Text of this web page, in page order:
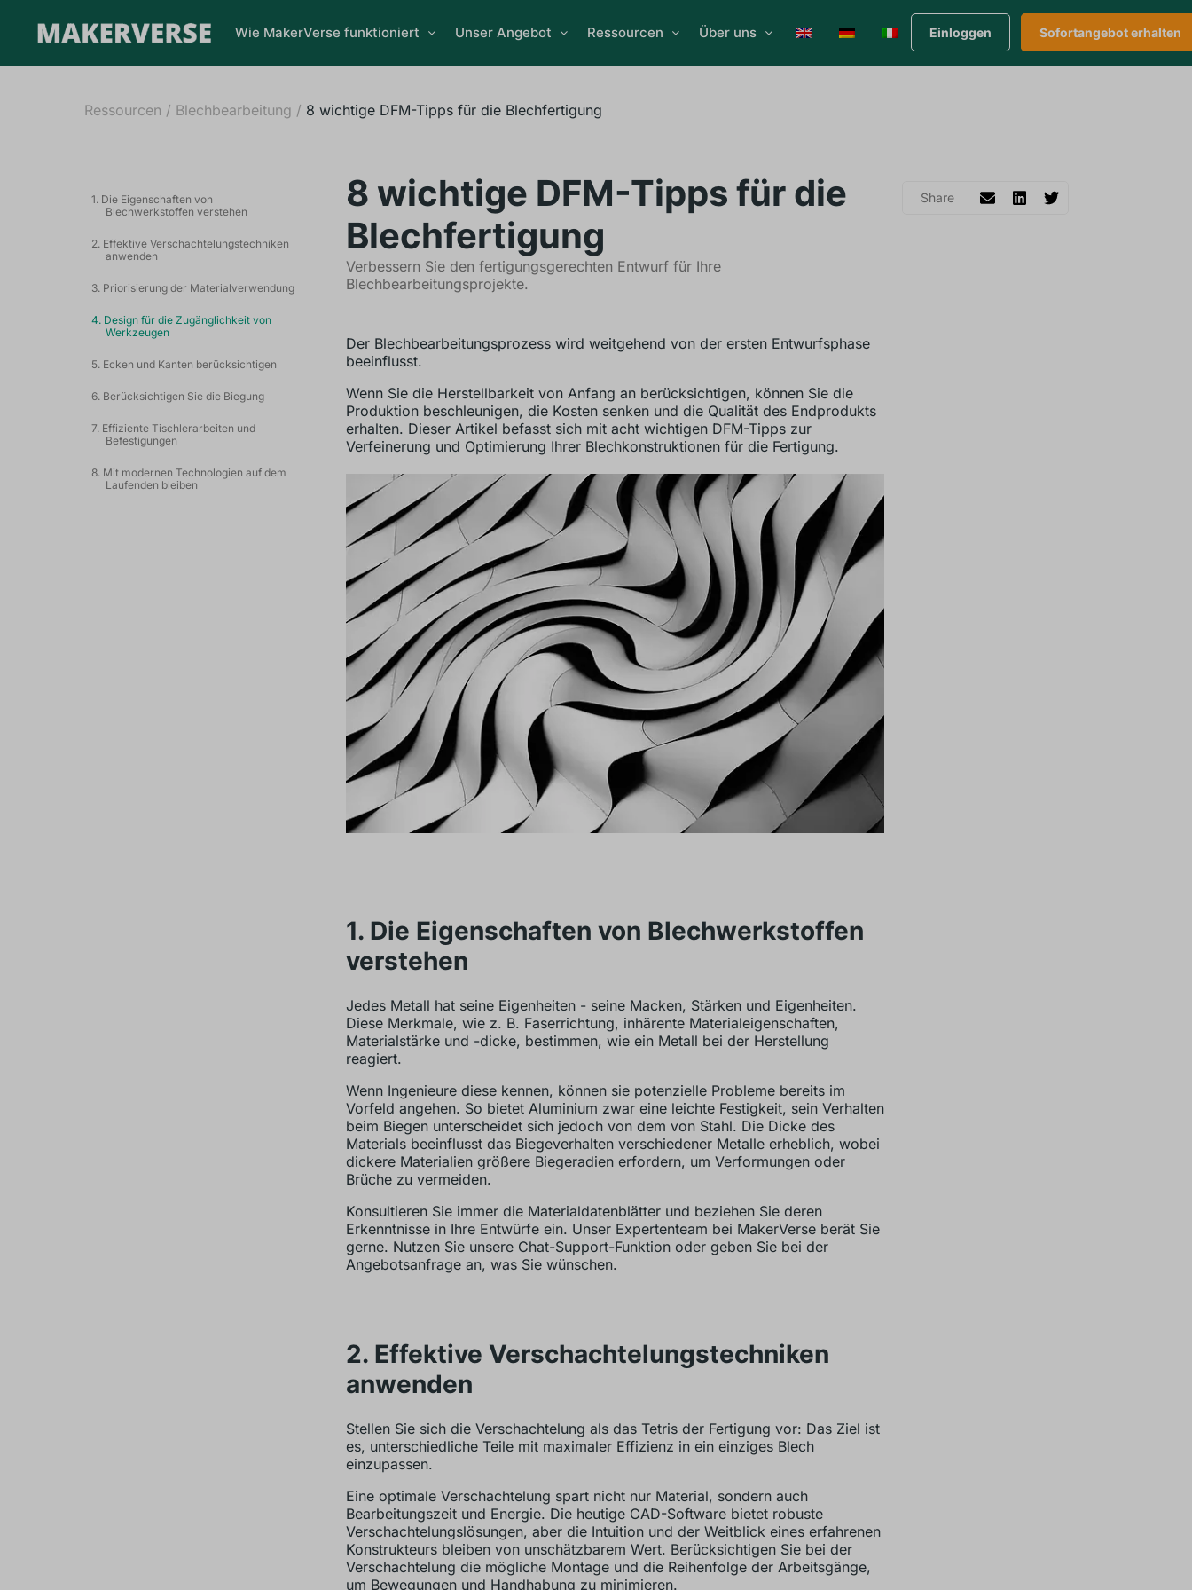
Wie MakerVerse funktioniert Unser Angebot Ressourcen Über uns Einloggen Sofortangebot erhalten
Ressourcen / Blechbearbeitung / 8 wichtige DFM-Tipps für die Blechfertigung
1. Die Eigenschaften von
Blechwerkstoffen verstehen
2. Effektive Verschachtelungstechniken
anwenden
3. Priorisierung der Materialverwendung
4. Design für die Zugänglichkeit von
Werkzeugen
5. Ecken und Kanten berücksichtigen
6. Berücksichtigen Sie die Biegung
7. Effiziente Tischlerarbeiten und
Befestigungen
8. Mit modernen Technologien auf dem
Laufenden bleiben
8 wichtige DFM-Tipps für die
Blechfertigung
Verbessern Sie den fertigungsgerechten Entwurf für Ihre
Blechbearbeitungsprojekte.
Der Blechbearbeitungsprozess wird weitgehend von der ersten Entwurfsphase
beeinflusst.
Wenn Sie die Herstellbarkeit von Anfang an berücksichtigen, können Sie die
Produktion beschleunigen, die Kosten senken und die Qualität des Endprodukts
erhalten. Dieser Artikel befasst sich mit acht wichtigen DFM-Tipps zur
Verfeinerung und Optimierung Ihrer Blechkonstruktionen für die Fertigung.
1. Die Eigenschaften von Blechwerkstoffen
verstehen
Jedes Metall hat seine Eigenheiten - seine Macken, Stärken und Eigenheiten.
Diese Merkmale, wie z. B. Faserrichtung, inhärente Materialeigenschaften,
Materialstärke und -dicke, bestimmen, wie ein Metall bei der Herstellung
reagiert.
Wenn Ingenieure diese kennen, können sie potenzielle Probleme bereits im
Vorfeld angehen. So bietet Aluminium zwar eine leichte Festigkeit, sein Verhalten
beim Biegen unterscheidet sich jedoch von dem von Stahl. Die Dicke des
Materials beeinflusst das Biegeverhalten verschiedener Metalle erheblich, wobei
dickere Materialien größere Biegeradien erfordern, um Verformungen oder
Brüche zu vermeiden.
Konsultieren Sie immer die Materialdatenblätter und beziehen Sie deren
Erkenntnisse in Ihre Entwürfe ein. Unser Expertenteam bei MakerVerse berät Sie
gerne. Nutzen Sie unsere Chat-Support-Funktion oder geben Sie bei der
Angebotsanfrage an, was Sie wünschen.
2. Effektive Verschachtelungstechniken
anwenden
Stellen Sie sich die Verschachtelung als das Tetris der Fertigung vor: Das Ziel ist
es, unterschiedliche Teile mit maximaler Effizienz in ein einziges Blech
einzupassen.
Eine optimale Verschachtelung spart nicht nur Material, sondern auch
Bearbeitungszeit und Energie. Die heutige CAD-Software bietet robuste
Verschachtelungslösungen, aber die Intuition und der Weitblick eines erfahrenen
Konstrukteurs bleiben von unschätzbarem Wert. Berücksichtigen Sie bei der
Verschachtelung die mögliche Montage und die Reihenfolge der Arbeitsgänge,
um Bewegungen und Handhabung zu minimieren.